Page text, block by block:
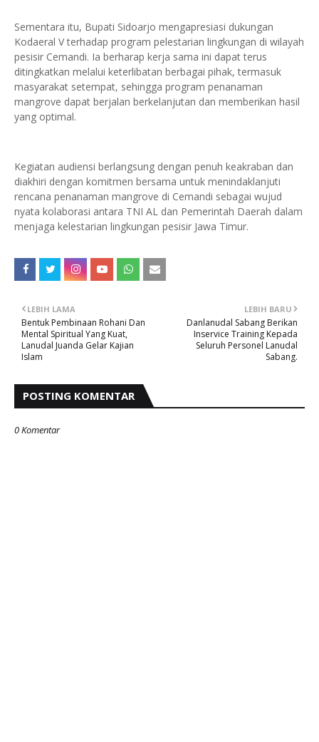
Sementara itu, Bupati Sidoarjo mengapresiasi dukungan
Kodaeral V terhadap program pelestarian lingkungan di wilayah
pesisir Cemandi. Ia berharap kerja sama ini dapat terus
ditingkatkan melalui keterlibatan berbagai pihak, termasuk
masyarakat setempat, sehingga program penanaman
mangrove dapat berjalan berkelanjutan dan memberikan hasil
yang optimal.
Kegiatan audiensi berlangsung dengan penuh keakraban dan
diakhiri dengan komitmen bersama untuk menindaklanjuti
rencana penanaman mangrove di Cemandi sebagai wujud
nyata kolaborasi antara TNI AL dan Pemerintah Daerah dalam
menjaga kelestarian lingkungan pesisir Jawa Timur.
LEBIH BARU
Danlanudal Sabang Berikan
Inservice Training Kepada
Seluruh Personel Lanudal
Sabang.
LEBIH LAMA
Bentuk ‎Pembinaan Rohani Dan
Mental Spiritual Yang Kuat,
Lanudal Juanda Gelar Kajian
Islam
POSTING KOMENTAR
0 Komentar